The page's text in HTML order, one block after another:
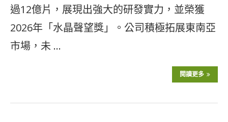
過12億片，展現出強大的研發實力，並榮獲
2026年「水晶聲望獎」。公司積極拓展東南亞
市場，未 …
閱讀更多